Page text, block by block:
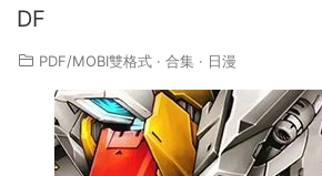
DF
PDF/MOBI雙格式 · 合集 · 日漫